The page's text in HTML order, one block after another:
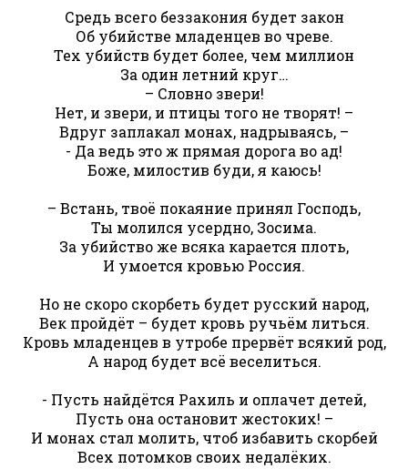
Средь всего беззакония будет закон
Об убийстве младенцев во чреве.
Тех убийств будет более, чем миллион
За один летний круг…
– Словно звери!
Нет, и звери, и птицы того не творят! –
Вдруг заплакал монах, надрываясь, –
- Да ведь это ж прямая дорога во ад!
Боже, милостив буди, я каюсь!
– Встань, твоё покаяние принял Господь,
Ты молился усердно, Зосима.
За убийство же всяка карается плоть,
И умоется кровью Россия.
Но не скоро скорбеть будет русский народ,
Век пройдёт – будет кровь ручьём литься.
Кровь младенцев в утробе прервёт всякий род,
А народ будет всё веселиться.
- Пусть найдётся Рахиль и оплачет детей,
Пусть она остановит жестоких! –
И монах стал молить, чтоб избавить скорбей
Всех потомков своих недалёких.